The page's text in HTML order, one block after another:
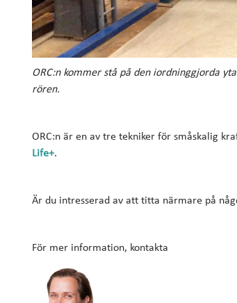
ORC:n kommer stå på den iordninggjorda
rören.
ORC:n är en av tre tekniker för småskalig
Life+.
Är du intresserad av att titta närmare på
För mer information, kontakta